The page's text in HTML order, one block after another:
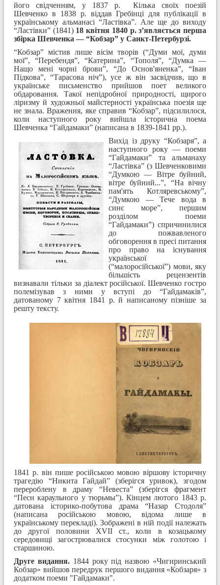
його свідченням, у 1837 р. Кілька своїх поезій
Шевченко в 1838 р. віддав Гребінці для публікації в
українському альманасі “Ластівка”. Але ще до виходу
“Ластівки” (1841) 18 квітня 1840 р. з’являється перша
збірка Шевченка — “Кобзар” у Санкт-Петербурзі.
“Кобзар” містив лише вісім творів (“Думи мої, думи
мої”, “Перебендя”, “Катерина”, “Тополя”, “Думка —
Нащо мені чорні брови”, “До Основ'яненка”, “Іван
Підкова”, “Тарасова ніч”), усе ж він засвідчив, що в
українське письменство прийшов поет великого
обдаровання. Такої непідробної природності, щирого
ліризму й художньої майстерності українська поезія ще
не знала. Враження, яке справив “Кобзар”, підсилилося,
коли наступного року вийшла історична поема
Шевченка “Гайдамаки” (написана в 1839-1841 рр.).
Вихід із друку “Кобзаря”, а
наступного року — поеми
“Гайдамаки” та альманаху
“Ластівка” (з Шевченковими
“Думкою — Вітре буйний,
вітре буйний...”, “На вічну
пам'ять Котляревському”,
“Думкою — Тече вода в
синє море”, першим
розділом поеми
“Гайдамаки”) спричинилися
до пожвавленого
обговорення в пресі питання
про право на існування
української
(“малоросійської”) мови, яку
більшість рецензентів
визнавали тільки за діалект російської. Шевченко гостро
полемізував з ними у вступі до “Гайдамаків”,
датованому 7 квітня 1841 р. й написаному пізніше за
решту тексту.
1841 р. він пише російською мовою віршову історичну
трагедію “Никита Гайдай” (зберігся уривок), згодом
перероблену в драму “Невеста” (зберігся фрагмент
“Песн караульного у тюрьмы”). Кінцем лютого 1843 р.
датована історико-побутова драма “Назар Стодоля”
(написана російською мовою, відома лише в
українському перекладі). Зображені в ній події належать
до другої половини XVII ст., коли в козацькому
середовищі загострювалися стосунки між голотою і
старшиною.
Друге видання. 1844 року під назвою «Чигиринський
Кобзар» вийшов передрук першого видання «Кобзаря» з
додатком поеми "Гайдамаки".